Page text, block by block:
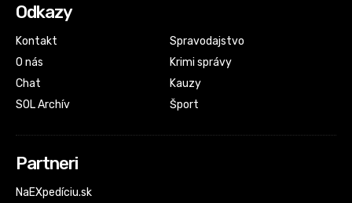
Odkazy
Kontakt
O nás
Chat
SOL Archív
Spravodajstvo
Krimi správy
Kauzy
Šport
Partneri
NaEXpedíciu.sk